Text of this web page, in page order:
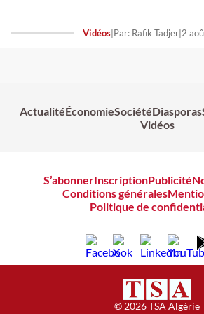
Vidéos| Par: Rafik Tadjer| 2
ActualitéÉconomieSociétéDiasporas
Vidéos
S’abonnerInscriptionPublicité
Conditions générales
Politique de
© 2026 TSA Algérie